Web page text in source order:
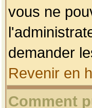
vous ne
demander
Revenir en
Comment